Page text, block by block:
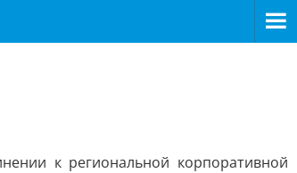
к региональной корпоративной